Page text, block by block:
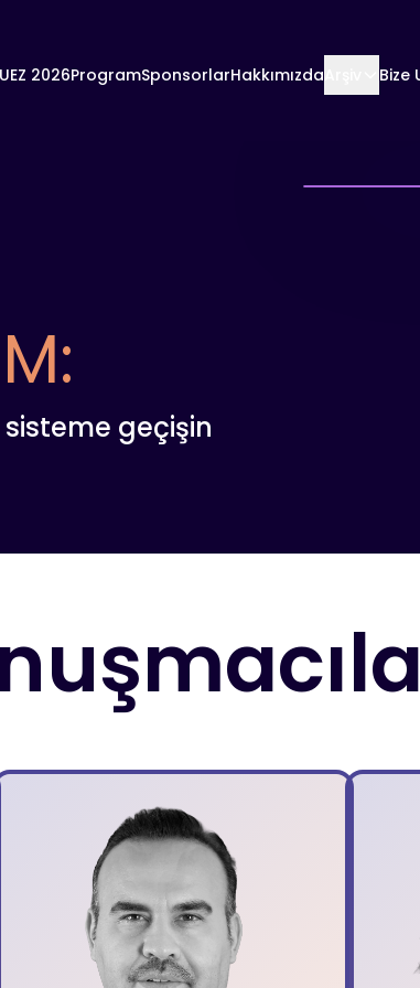
UEZ 2026ProgramSponsorlarHakkımızda Bize
geçişin